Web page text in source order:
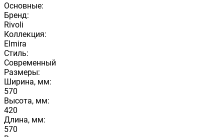
Основные:
Бренд:
Rivoli
Коллекция:
Elmira
Стиль:
Современный
Размеры:
Ширина, мм:
570
Высота, мм:
420
Длина, мм:
570